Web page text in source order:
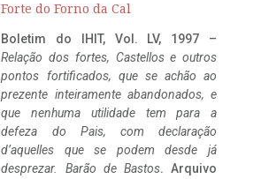
Forte do Forno da Cal
Boletim do IHIT, Vol. LV, 1997 –
Relação dos fortes, Castellos e outros
pontos fortificados, que se achão ao
prezente inteiramente abandonados, e
que nenhuma utilidade tem para a
defeza do Pais, com declaração
d’aquelles que se podem desde já
desprezar. Barão de Bastos. Arquivo